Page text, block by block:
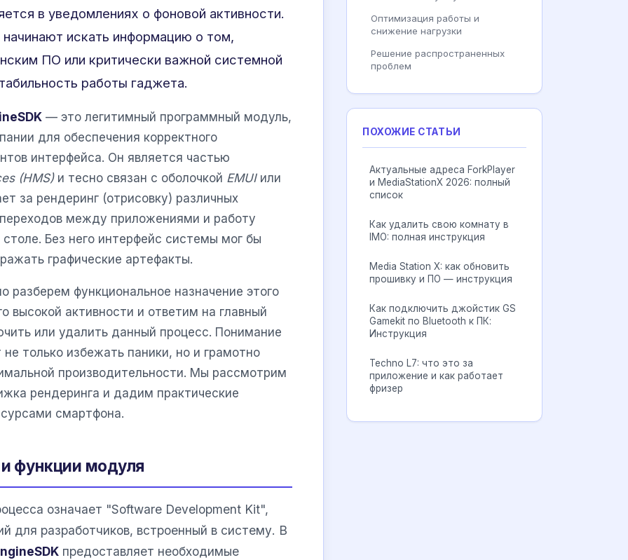
в уведомлениях о фоновой активности.
искать информацию о том,
ПО или критически важной системной
работы гаджета.
— это легитимный программный модуль,
для обеспечения корректного
интерфейса. Он является частью
(HMS)и тесно связан с оболочкой EMUIили
за рендеринг (отрисовку) различных
между приложениями и работу
Без него интерфейс системы мог бы
графические артефакты.
функциональное назначение этого
высокой активности и ответим на главный
или удалить данный процесс. Понимание
только избежать паники, но и грамотно
производительности. Мы рассмотрим
рендеринга и дадим практические
смартфона.
функции модуля
означает "Software Development Kit",
для разработчиков, встроенный в систему. В
предоставляет необходимые
Оптимизация работы и
снижение нагрузки
Решение распространенных
проблем
ПОХОЖИЕ СТАТЬИ
Актуальные адреса ForkPlayer
и MediaStationX 2026: полный
список
Как удалить свою комнату в
IMO: полная инструкция
Media Station X: как обновить
прошивку и ПО — инструкция
Как подключить джойстик GS
Gamekit по Bluetooth к ПК:
Инструкция
Techno L7: что это за
приложение и как работает
фризер